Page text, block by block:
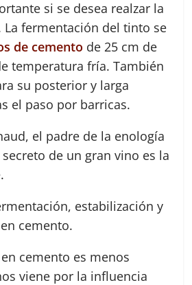
si se desea realzar la
fermentación del tinto se
de cemento de 25 cm de
temperatura fría. También
su posterior y larga
el paso por barricas.
el padre de la enología
de un gran vino es la
estabilización y
cemento.
cemento es menos
viene por la influencia